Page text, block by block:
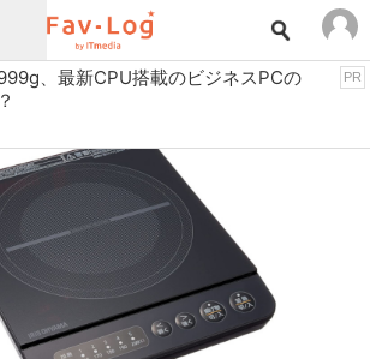
一覧
おもちゃ・ホビー
キッチン家電
ゲーム
スイーツ・お菓子
スマホ・携帯電話
、最新CPU搭載のビジネスPCの
PR